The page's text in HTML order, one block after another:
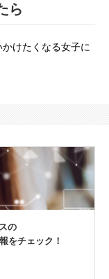
ら
かけたくなる女子に
の
をチェック！